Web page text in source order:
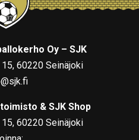
Oy – SJK
60220 Seinäjoki
& SJK Shop
60220 Seinäjoki